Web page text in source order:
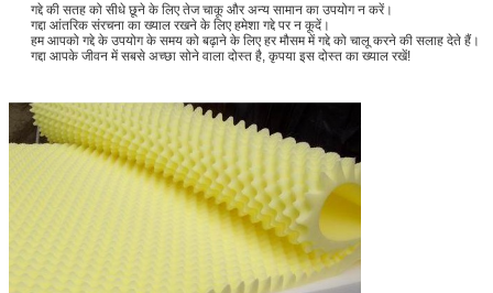
गद्दे की सतह को सीधे छूने के लिए तेज चाकू और अन्य सामान का उपयोग न करें।
गद्दा आंतरिक संरचना का ख्याल रखने के लिए हमेशा गद्दे पर न कूदें।
हम आपको गद्दे के उपयोग के समय को बढ़ाने के लिए हर मौसम में गद्दे को चालू करने की सलाह देते हैं।
गद्दा आपके जीवन में सबसे अच्छा सोने वाला दोस्त है, कृपया इस दोस्त का ख्याल रखें!